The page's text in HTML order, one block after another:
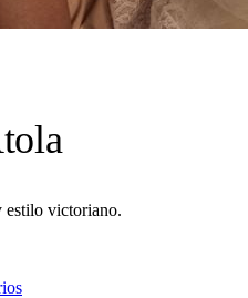
estilo victoriano.